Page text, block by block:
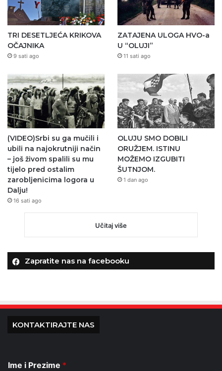
TRI DESETLJEĆA KRIKOVA
OČAJNIKA
9 sati ago
ZATAJENA ULOGA HVO-a
U “OLUJI”
11 sati ago
(VIDEO)Srbi su ga mučili i
ubili na najokrutniji način
– još živom spalili su mu
tijelo pred ostalim
zarobljenicima logora u
Dalju!
16 sati ago
OLUJU SMO DOBILI
ORUŽJEM. ISTINU
MOŽEMO IZGUBITI
ŠUTNJOM.
1 dan ago
Učitaj više
Zapratite nas na facebooku
KONTAKTIRAJTE NAS
Ime i Prezime *